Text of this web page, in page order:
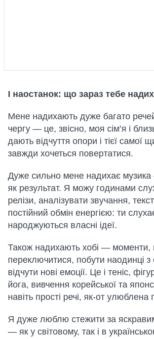
І наостанок: що зараз тебе
Мене надихають дуже багато
чергу — це, звісно, моя сім’я і
дають відчуття опори і тієї самої
завжди хочеться повертатися.
Дуже сильно мене надихає музика
як результат. Я можу годинами
релізи, аналізувати звучання,
постійний обмін енергією: ти
народжуються власні ідеї.
Також надихають хобі — моменти,
переключитися, побути наодинці з
відчути нові емоції. Це і теніс,
йога, вивчення корейської та
навіть прості речі, як-от улюблена
Я дуже люблю стежити за
— як у світовому, так і в